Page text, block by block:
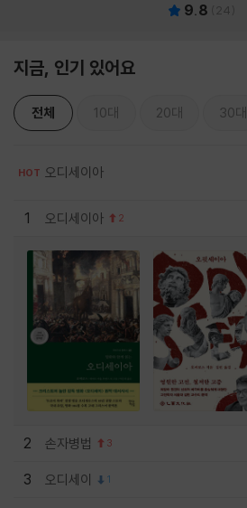
9.8 24
지금, 인기 있어요
전체 10대 20대 30대
HOT 오디세이아
1 오디세이아 2
2 손자병법 3
3 오디세이 1